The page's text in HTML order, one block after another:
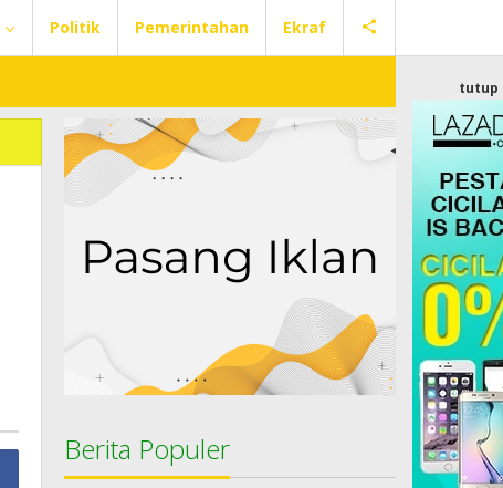
Politik Pemerintahan Ekraf
tutup
Berita Populer